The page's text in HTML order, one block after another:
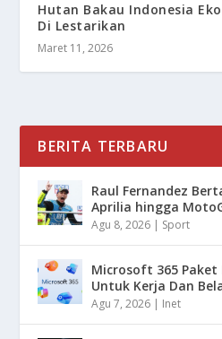
Hutan Bakau Indonesia
Di Lestarikan
Maret 11, 2026
BERITA TERBARU
Raul Fernandez
Aprilia hingga
Agu 8, 2026 | Sport
Microsoft 365
Untuk Kerja Dan
Agu 7, 2026 | Inet